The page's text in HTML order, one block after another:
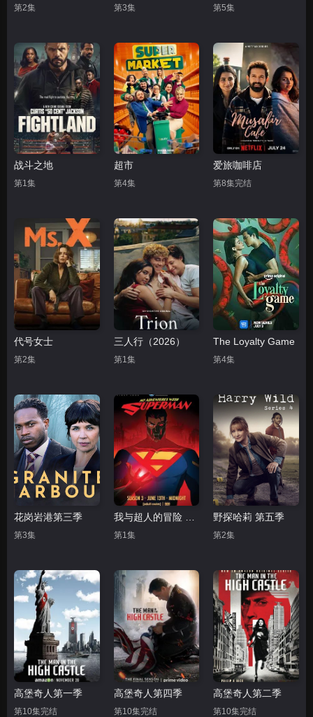
第2集 第3集 第5集
战斗之地
第1集
超市
第4集
爱旅咖啡店
第8集完结
代号女士
第2集
三人行（2026）
第1集
The Loyalty Game
第4集
花岗岩港第三季
第3集 第1集
野探哈莉 第五季
第2集
高堡奇人第一季
第10集完结
高堡奇人第四季
第10集完结
高堡奇人第二季
第10集完结